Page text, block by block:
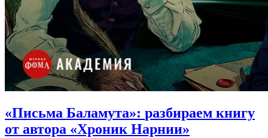
«Письма Баламута»: разбираем книгу
от автора «Хроник Нарнии»